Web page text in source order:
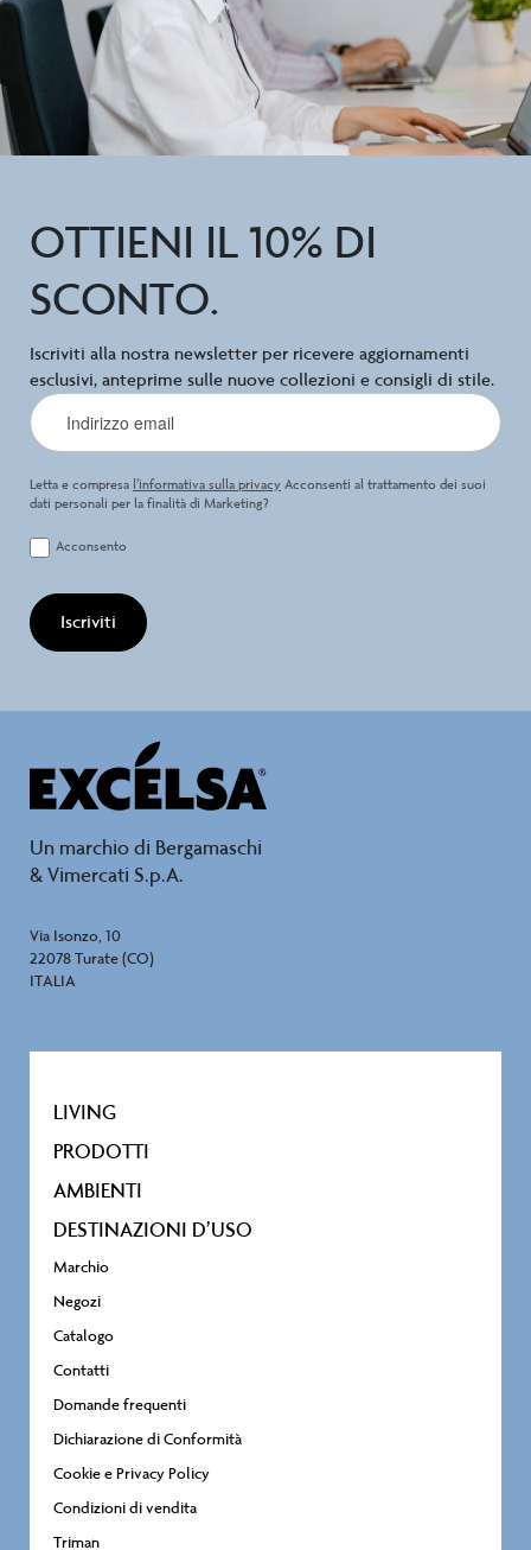
OTTIENI IL 10% DI
SCONTO.
Iscriviti alla nostra newsletter per ricevere aggiornamenti
esclusivi, anteprime sulle nuove collezioni e consigli di stile.
Letta e compresa l’informativa sulla privacy Acconsenti al trattamento dei suoi
dati personali per la finalità di Marketing?
Acconsento
Iscriviti
Un marchio di Bergamaschi
& Vimercati S.p.A.
Via Isonzo, 10
22078 Turate (CO)
ITALIA
LIVING
PRODOTTI
AMBIENTI
DESTINAZIONI D’USO
Marchio
Negozi
Catalogo
Contatti
Domande frequenti
Dichiarazione di Conformità
Cookie e Privacy Policy
Condizioni di vendita
Triman